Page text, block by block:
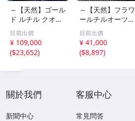
～【天然】ゴール
ド ルチル クオー
ツ 丸玉 18.2mm
8.5g
目前出價
¥ 109,000
($23,652)
～【天然】フラワ
ールチルオーツ
丸玉 10.5mm 1.6
g
目前出價
¥ 41,000
($8,897)
關於我們
新聞中心
客服中心
常見問答